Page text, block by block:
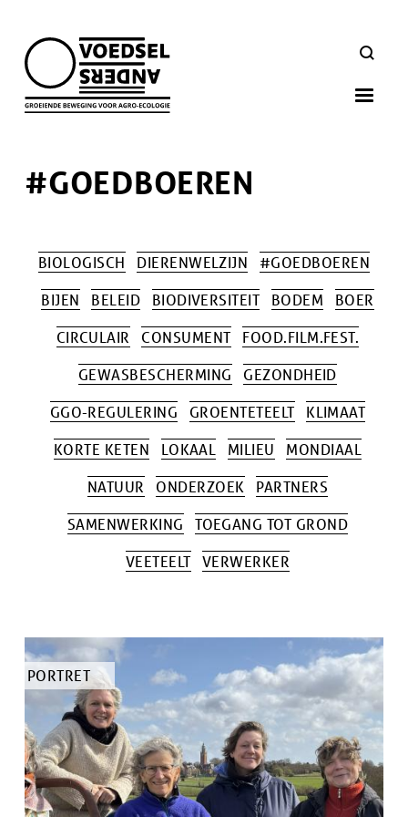
main
navigation
ZOEKEN
#GOEDBOEREN
BIOLOGISCH DIERENWELZIJN
#GOEDBOEREN
BIJEN
BELEID BIODIVERSITEIT BODEM
BOER
CIRCULAIR
CONSUMENT
FOOD.FILM.FEST.
GEWASBESCHERMING
GEZONDHEID
GGO-REGULERING
GROENTETEELT
KLIMAAT
KORTE KETEN
LOKAAL MILIEU
MONDIAAL
NATUUR
ONDERZOEK
PARTNERS
SAMENWERKING
TOEGANG TOT GROND
VEETEELT
VERWERKER
TYPE
ARTIKEL
PORTRET